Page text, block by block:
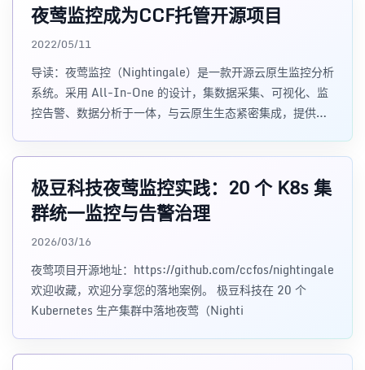
夜莺监控成为CCF托管开源项目
2022/05/11
导读：夜莺监控（Nightingale）是一款开源云原生监控分析
系统。采用 All-In-One 的设计，集数据采集、可视化、监
控告警、数据分析于一体，与云原生生态紧密集成，提供开
极豆科技夜莺监控实践：20 个 K8s 集
群统一监控与告警治理
2026/03/16
夜莺项目开源地址：https://github.com/ccfos/nightingale
欢迎收藏，欢迎分享您的落地案例。 极豆科技在 20 个
Kubernetes 生产集群中落地夜莺（Nighti